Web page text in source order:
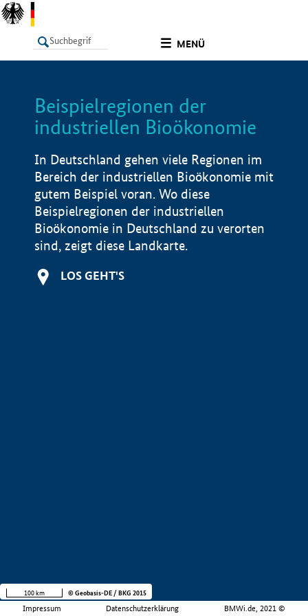
MENÜ
LISTE
Beispielregionen der
industriellen Bioökonomie
In Deutschland gehen viele Regionen im
Bereich der industriellen Bioökonomie mit
gutem Beispiel voran. Wo diese
Beispielregionen der industriellen
Bioökonomie in Deutschland zu verorten
sind, zeigt diese Landkarte.
LOS GEHT'S
Impressum Datenschutzerklärung BMWi.de, 2021 ©
100 km © Geobasis-DE / BKG 2015